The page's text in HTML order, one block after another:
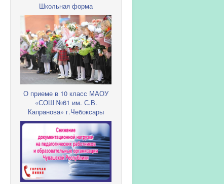
Школьная форма
О приеме в 10 класс МАОУ
«СОШ №61 им. С.В.
Капранова» г.Чебоксары